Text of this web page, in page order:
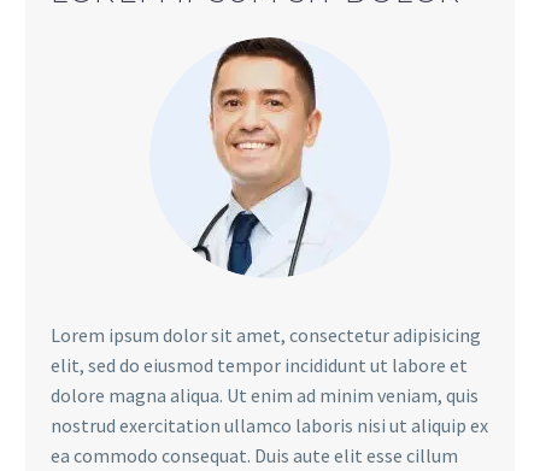
Lorem ipsum dolor sit amet, consectetur adipisicing
elit, sed do eiusmod tempor incididunt ut labore et
dolore magna aliqua. Ut enim ad minim veniam, quis
nostrud exercitation ullamco laboris nisi ut aliquip ex
ea commodo consequat. Duis aute elit esse cillum